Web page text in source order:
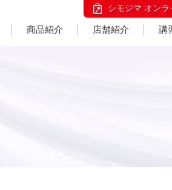
シモジマ オン
商品紹介 店舗紹介 講